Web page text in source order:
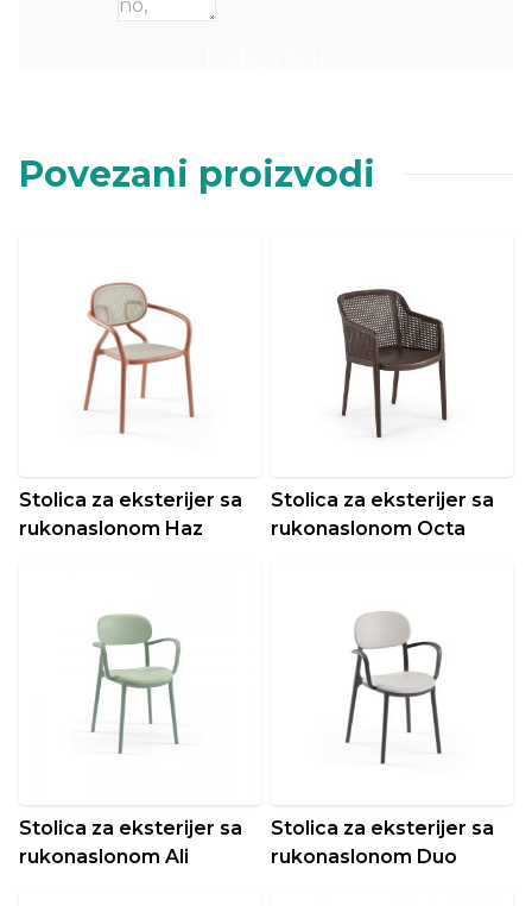
Povezani proizvodi
Stolica za eksterijer sa
rukonaslonom Haz
Stolica za eksterijer sa
rukonaslonom Octa
Stolica za eksterijer sa
rukonaslonom Ali
Stolica za eksterijer sa
rukonaslonom Duo